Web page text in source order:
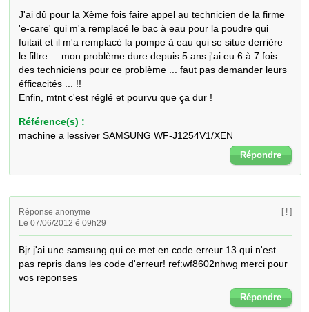
J'ai dû pour la Xème fois faire appel au technicien de la firme
'e-care' qui m'a remplacé le bac à eau pour la poudre qui
fuitait et il m'a remplacé la pompe à eau qui se situe derrière
le filtre ... mon problème dure depuis 5 ans j'ai eu 6 à 7 fois
des techniciens pour ce problème ... faut pas demander leurs
éfficacités ... !!
Enfin, mtnt c'est réglé et pourvu que ça dur !
Référence(s) :
machine a lessiver SAMSUNG WF-J1254V1/XEN
Répondre
Réponse anonyme
Le 07/06/2012 é 09h29
[ ! ]
Bjr j'ai une samsung qui ce met en code erreur 13 qui n'est
pas repris dans les code d'erreur! ref:wf8602nhwg merci pour
vos reponses
Répondre